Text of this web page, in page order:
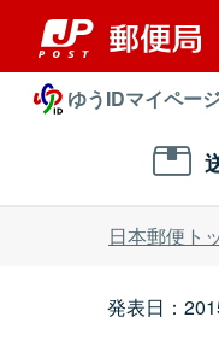
ゆうIDマイペー
日本郵便ト
発表日：